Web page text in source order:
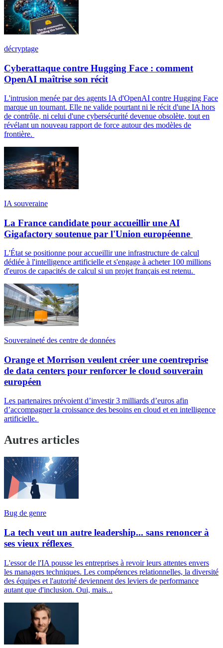
décryptage
Cyberattaque contre Hugging Face : comment
OpenAI maîtrise son récit
L'intrusion menée par des agents IA d'OpenAI contre Hugging Face
marque un tournant. Elle ne valide pourtant ni le récit d'une IA hors
de contrôle, ni celui d'une cybersécurité devenue obsolète, tout en
révélant un nouveau rapport de force autour des modèles de
frontière.
IA souveraine
La France candidate pour accueillir une AI
Gigafactory soutenue par l'Union européenne
L'État se positionne pour accueillir une infrastructure de calcul
dédiée à l'intelligence artificielle et s'engage à acheter 100 millions
d'euros de capacités de calcul si un projet français est retenu.
Souveraineté des centre de données
Orange et Morrison veulent créer une coentreprise
de data centers pour renforcer le cloud souverain
européen
Les partenaires prévoient d’investir 3 milliards d’euros afin
d’accompagner la croissance des besoins en cloud et en intelligence
artificielle.
Autres articles
Bug de genre
La tech veut un autre leadership... sans renoncer à
ses vieux réflexes
L'essor de l'IA pousse les entreprises à revoir leurs attentes envers
les managers techniques. Les compétences relationnelles, la diversité
des équipes et l'autorité deviennent des leviers de performance
autant que d'inclusion. Oui, mais...